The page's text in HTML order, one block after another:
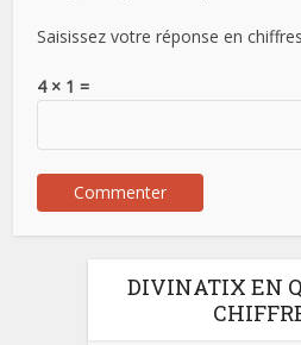
Saisissez votre réponse en chiffres
4 × 1 =
DIVINATIX EN